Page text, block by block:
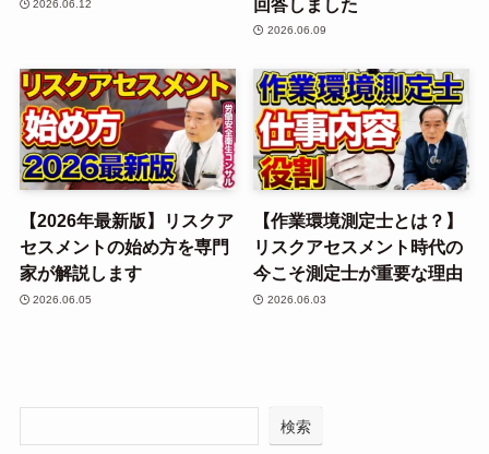
2026.06.12
回答しました
2026.06.09
【2026年最新版】リスクア
セスメントの始め方を専門
家が解説します
2026.06.05
【作業環境測定士とは？】
リスクアセスメント時代の
今こそ測定士が重要な理由
2026.06.03
検索